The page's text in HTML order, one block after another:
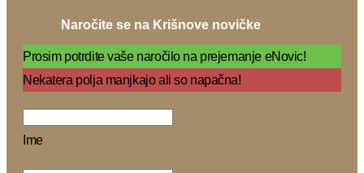
Naročite se na Krišnove novičke
Prosim potrdite vaše naročilo na prejemanje eNovic!
Nekatera polja manjkajo ali so napačna!
Ime